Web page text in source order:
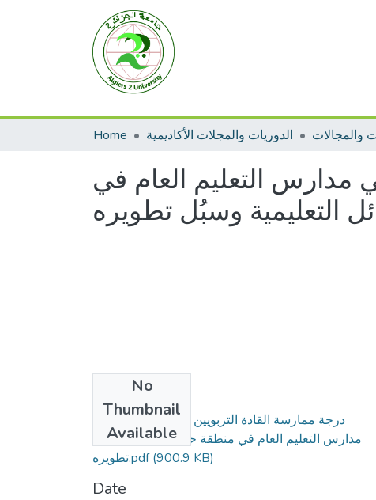
Home الدوريات والمجلات الأكاديمية
مدارس التعليم العام في
التعليمية وسبُل تطويره
No
Thumbnail
Available
درجة ممارسة القادة التربويين للتمكين الإداري في
مدارس التعليم العام في منطقة حائل التعليمية وسبُل
تطويره.pdf(900.9 KB)
Date